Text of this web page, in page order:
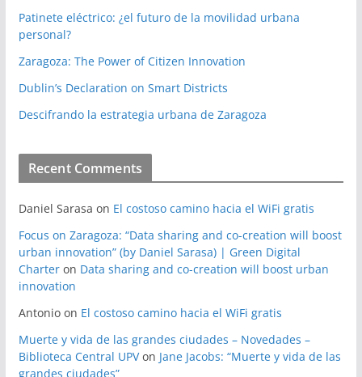
Patinete eléctrico: ¿el futuro de la movilidad urbana
personal?
Zaragoza: The Power of Citizen Innovation
Dublin’s Declaration on Smart Districts
Descifrando la estrategia urbana de Zaragoza
Recent Comments
Daniel Sarasa on El costoso camino hacia el WiFi gratis
Focus on Zaragoza: “Data sharing and co-creation will boost
urban innovation” (by Daniel Sarasa) | Green Digital
Charteron Data sharing and co-creation will boost urban
innovation
Antonioon El costoso camino hacia el WiFi gratis
Muerte y vida de las grandes ciudades – Novedades –
Biblioteca Central UPVon Jane Jacobs: “Muerte y vida de las
grandes ciudades”